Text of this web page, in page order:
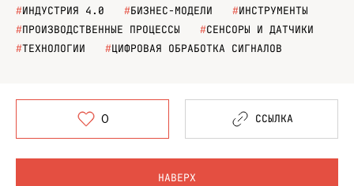
#ИНДУСТРИЯ 4.0 #БИЗНЕС-МОДЕЛИ #ИНСТРУМЕНТЫ
#ПРОИЗВОДСТВЕННЫЕ ПРОЦЕССЫ #СЕНСОРЫ И ДАТЧИКИ
#ТЕХНОЛОГИИ #ЦИФРОВАЯ ОБРАБОТКА СИГНАЛОВ
0 ССЫЛКА
НАВЕРХ